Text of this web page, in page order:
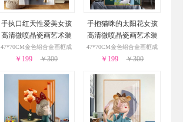
手执口红天性爱美女孩
高清微喷晶瓷画艺术装
饰画儿童房挂画
47*70CM金色铝合金画框成
￥199 ￥300
手抱猫咪的太阳花女孩
高清微喷晶瓷画艺术装
饰画儿童房挂画
47*70CM金色铝合金画框成
￥199 ￥300